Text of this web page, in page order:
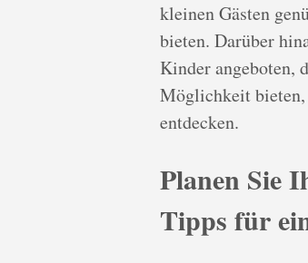
kleinen Gästen
bieten. Darüber
Kinder angeboten,
Möglichkeit
entdecken.
Planen Sie
Tipps für